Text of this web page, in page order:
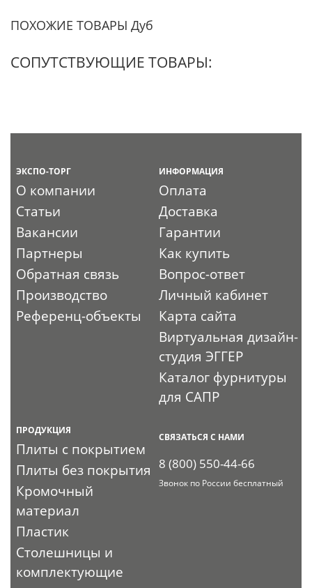
ПОХОЖИЕ ТОВАРЫ Дуб
СОПУТСТВУЮЩИЕ ТОВАРЫ:
ЭКСПО-ТОРГ
О компании
Статьи
Вакансии
Партнеры
Обратная связь
Производство
Референц-объекты
ИНФОРМАЦИЯ
Оплата
Доставка
Гарантии
Как купить
Вопрос-ответ
Личный кабинет
Карта сайта
Виртуальная дизайн-
студия ЭГГЕР
Каталог фурнитуры
для САПР
ПРОДУКЦИЯ
Плиты с покрытием
Плиты без покрытия
Кромочный
материал
Пластик
Столешницы и
комплектующие
СВЯЗАТЬСЯ С НАМИ
8 (800) 550-44-66
Звонок по России бесплатный